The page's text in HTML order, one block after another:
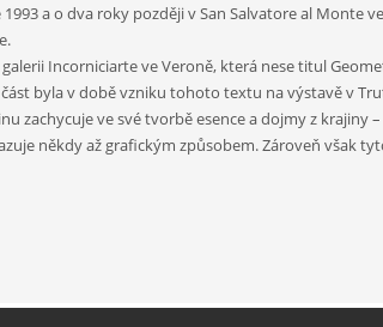
a o dva roky později v San Salvatore al Monte
Incorniciarte ve Veroně, která nese titul
byla v době vzniku tohoto textu na výstavě v
zachycuje ve své tvorbě esence a dojmy z
někdy až grafickým způsobem. Zároveň však